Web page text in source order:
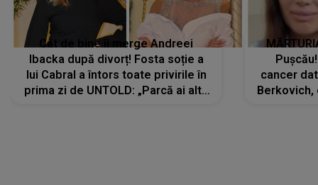
Cât de bine îi merge Andreei
Ibacka după divorț! Fosta soție a
lui Cabral a întors toate privirile în
prima zi de UNTOLD: „Parcă ai altă
cancer
Berkovich,